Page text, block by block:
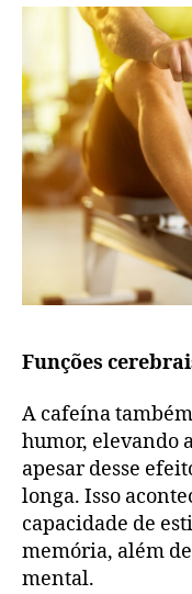
Funções
A cafeína
humor, elevando
apesar desse
longa. Isso
capacidade de
memória, além
mental.